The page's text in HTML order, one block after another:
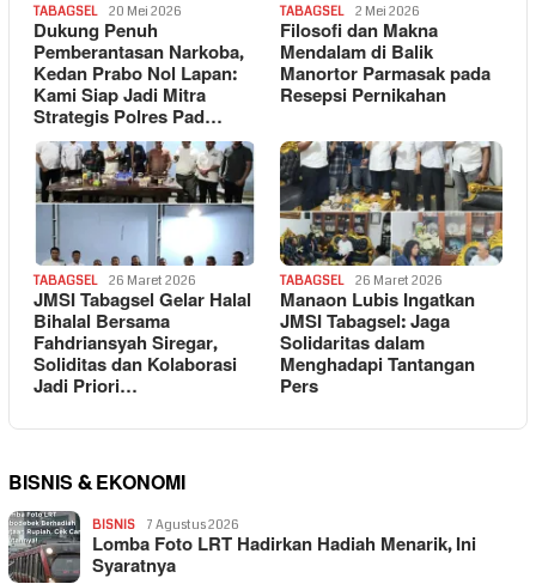
TABAGSEL 20 Mei 2026
Dukung Penuh
Pemberantasan Narkoba,
Kedan Prabo Nol Lapan:
Kami Siap Jadi Mitra
Strategis Polres Pad…
TABAGSEL 2 Mei 2026
Filosofi dan Makna
Mendalam di Balik
Manortor Parmasak pada
Resepsi Pernikahan
TABAGSEL 26 Maret 2026
JMSI Tabagsel Gelar Halal
Bihalal Bersama
Fahdriansyah Siregar,
Soliditas dan Kolaborasi
Jadi Priori…
TABAGSEL 26 Maret 2026
Manaon Lubis Ingatkan
JMSI Tabagsel: Jaga
Solidaritas dalam
Menghadapi Tantangan
Pers
BISNIS & EKONOMI
BISNIS 7 Agustus 2026
Lomba Foto LRT Hadirkan Hadiah Menarik, Ini
Syaratnya